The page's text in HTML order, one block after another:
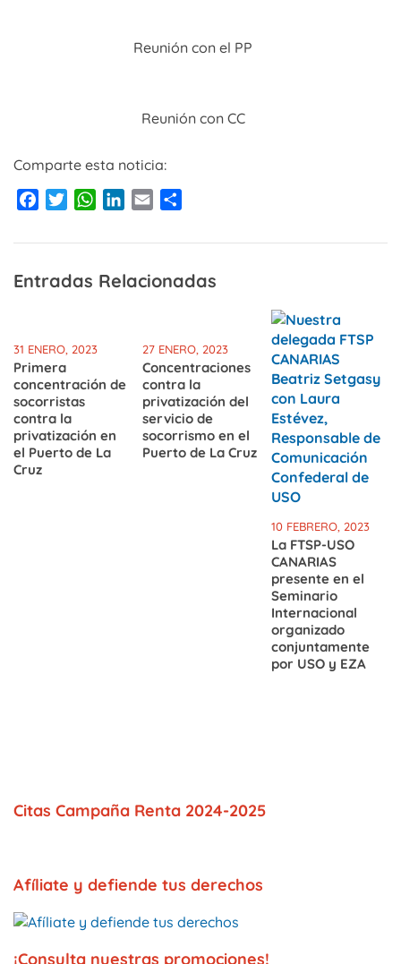
Reunión con el PP
Reunión con CC
Comparte esta noticia:
Facebook
TwitterWhatsApp
LinkedIn
Email
Entradas Relacionadas
31 ENERO, 2023
Primera
concentración de
socorristas
contra la
privatización en
el Puerto de La
Cruz
27 ENERO, 2023
Concentraciones
contra la
privatización del
servicio de
socorrismo en el
Puerto de La Cruz
10 FEBRERO, 2023
La FTSP-USO
CANARIAS
presente en el
Seminario
Internacional
organizado
conjuntamente
por USO y EZA
Citas Campaña Renta 2024-2025
Afíliate y defiende tus derechos
¡Consulta nuestras promociones!